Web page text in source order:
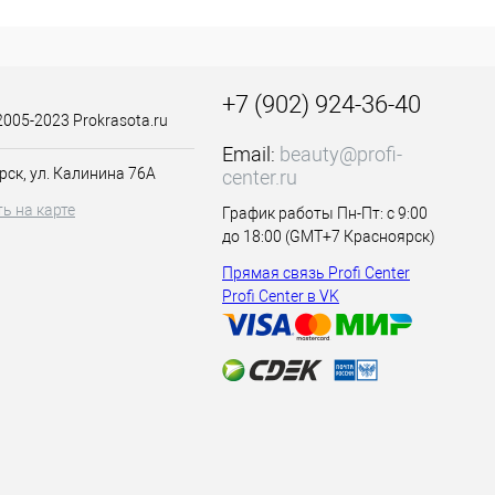
и здоровье
Betaine,
(Fragrance),
Ferment Filtrate,
корни.
2023 Prokrasota.ru
ул. Калинина 76А
на карте
+7 (902) 924-36-40
Email: beauty@profi-
center.ru
График работы Пн-Пт: с 9:00
до 18:00 (GMT+7 Красноярск)
Прямая связь Profi Center
Profi Center в VK